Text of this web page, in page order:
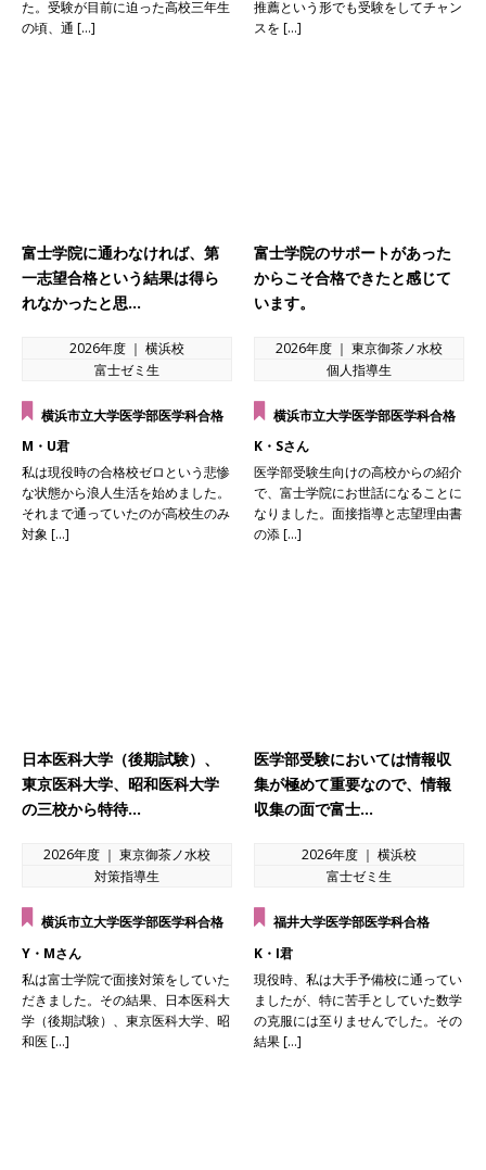
た。受験が目前に迫った高校三年生
の頃、通 […]
推薦という形でも受験をしてチャン
スを […]
富士学院に通わなければ、第
一志望合格という結果は得ら
れなかったと思…
2026年度 ｜ 横浜校
富士ゼミ生
横浜市立大学医学部医学科合格
M・U君
私は現役時の合格校ゼロという悲惨
な状態から浪人生活を始めました。
それまで通っていたのが高校生のみ
対象 […]
富士学院のサポートがあった
からこそ合格できたと感じて
います。
2026年度 ｜ 東京御茶ノ水校
個人指導生
横浜市立大学医学部医学科合格
K・Sさん
医学部受験生向けの高校からの紹介
で、富士学院にお世話になることに
なりました。面接指導と志望理由書
の添 […]
日本医科大学（後期試験）、
東京医科大学、昭和医科大学
の三校から特待…
2026年度 ｜ 東京御茶ノ水校
対策指導生
横浜市立大学医学部医学科合格
Y・Mさん
私は富士学院で面接対策をしていた
だきました。その結果、日本医科大
学（後期試験）、東京医科大学、昭
和医 […]
医学部受験においては情報収
集が極めて重要なので、情報
収集の面で富士…
2026年度 ｜ 横浜校
富士ゼミ生
福井大学医学部医学科合格
K・I君
現役時、私は大手予備校に通ってい
ましたが、特に苦手としていた数学
の克服には至りませんでした。その
結果 […]